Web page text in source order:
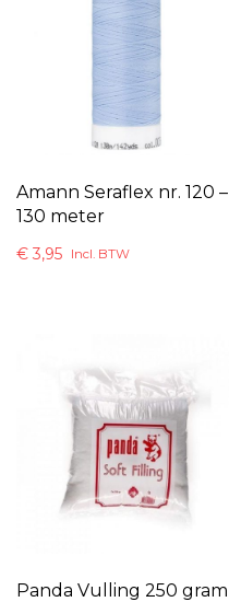
Amann Seraflex nr. 120 –
130 meter
€ 3,95 Incl. BTW
Panda Vulling 250 gram